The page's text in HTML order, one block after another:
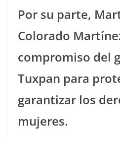
Por su parte,
Colorado
compromiso del
Tuxpan para
garantizar los
mujeres.